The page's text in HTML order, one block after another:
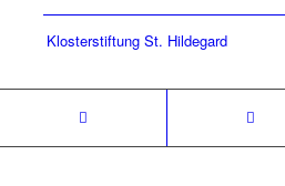
Klosterstiftung St. Hildegard